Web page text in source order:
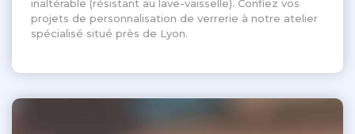
inaltérable (résistant au lave-vaisselle). Confiez vos
projets de personnalisation de verrerie à notre atelier
spécialisé situé près de Lyon.